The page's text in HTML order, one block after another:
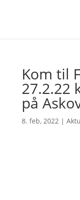
Kom til
27.2.22
på
8. feb, 2022|